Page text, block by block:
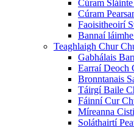
Cúram
Cúram
Faoisitheoirí
Bannaí
Teaghlaigh Chur
Gabhálais
Earraí Deoch
Bronntanais
Táirgí Baile
Fáinní Cur
Míreanna
Soláthairtí